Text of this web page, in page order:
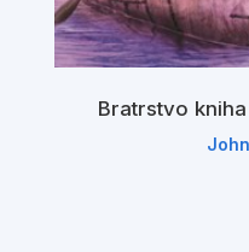
Bratrstvo